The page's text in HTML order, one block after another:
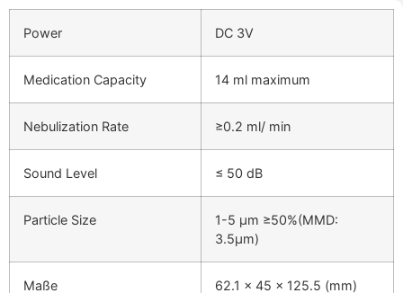
Power DC 3V
Medication Capacity 14 ml maximum
Nebulization Rate ≥0.2 ml/ min
Sound Level ≤ 50 dB
Particle Size
1-5 μm ≥50%(MMD:
3.5μm)
Maße 62.1 x 45 x 125.5 (mm)